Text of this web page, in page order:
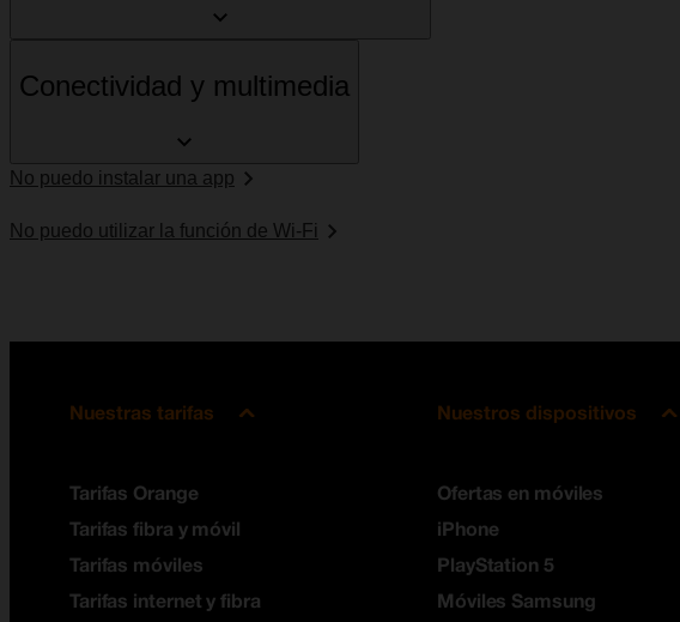
Conectividad y multimedia
No puedo instalar una app
No puedo utilizar la función de Wi-Fi
Nuestras tarifas
Tarifas Orange
Tarifas fibra y móvil
Tarifas móviles
Tarifas internet y fibra
Nuestros dispositivos
Ofertas en móviles
iPhone
PlayStation 5
Móviles Samsung